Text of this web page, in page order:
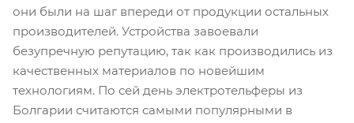
они были на шаг впереди от продукции остальных
производителей. Устройства завоевали
безупречную репутацию, так как производились из
качественных материалов по новейшим
технологиям. По сей день электротельферы из
Болгарии считаются самыми популярными в